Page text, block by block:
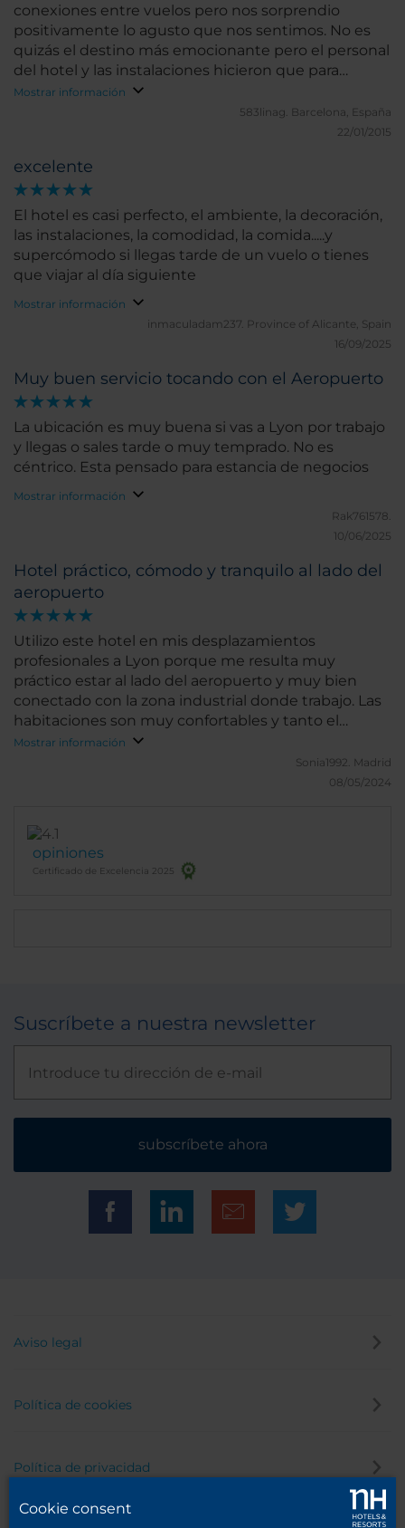
excelente
El hotel es casi perfecto, el ambiente, la decoración,
las instalaciones, la comodidad, la comida.....y
supercómodo si llegas tarde de un vuelo o tienes
que viajar al día siguiente
Mostrar información
inmaculadam237.
Province of Alicante, Spain
16/09/2025
Muy buen servicio tocando con el Aeropuerto
La ubicación es muy buena si vas a Lyon por trabajo
y llegas o sales tarde o muy temprado. No es
céntrico. Esta pensado para estancia de negocios
Mostrar información
Rak761578.
10/06/2025
Hotel práctico, cómodo y tranquilo al lado del
aeropuerto
Utilizo este hotel en mis desplazamientos
profesionales a Lyon porque me resulta muy
práctico estar al lado del aeropuerto y muy bien
conectado con la zona industrial donde trabajo. Las
habitaciones son muy confortables y tanto el
desayuno como el restaurante tienen una oferta
muy completa sin necesidad de buscar otras
Mostrar información
Sonia1992. Madrid
08/05/2024
conexiones entre vuelos pero nos sorprendio
positivamente lo agusto que nos sentimos. No es
quizás el destino más emocionante pero el personal
del hotel y las instalaciones hicieron que para
nosotros la experiencia fuera muy grata!
Mostrar información
583linag. Barcelona, España
22/01/2015
opiniones
Certificado de Excelencia 2025
Suscríbete a nuestra newsletter
subscríbete ahora
Aviso legal
Política de cookies
Política de privacidad
Cookie consent